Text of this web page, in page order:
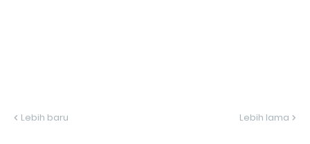
Lebih baru Lebih lama